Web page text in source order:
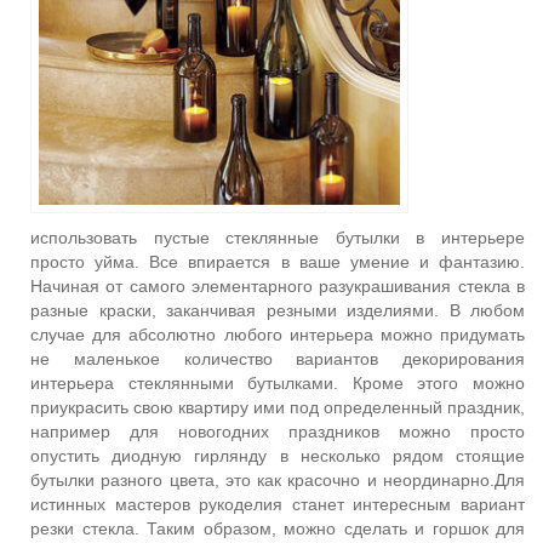
использовать пустые стеклянные бутылки в интерьере
просто уйма. Все впирается в ваше умение и фантазию.
Начиная от самого элементарного разукрашивания стекла в
разные краски, заканчивая резными изделиями. В любом
случае для абсолютно любого интерьера можно придумать
не маленькое количество вариантов декорирования
интерьера стеклянными бутылками. Кроме этого можно
приукрасить свою квартиру ими под определенный праздник,
например для новогодних праздников можно просто
опустить диодную гирлянду в несколько рядом стоящие
бутылки разного цвета, это как красочно и неординарно. Для
истинных мастеров рукоделия станет интересным вариант
резки стекла. Таким образом, можно сделать и горшок для